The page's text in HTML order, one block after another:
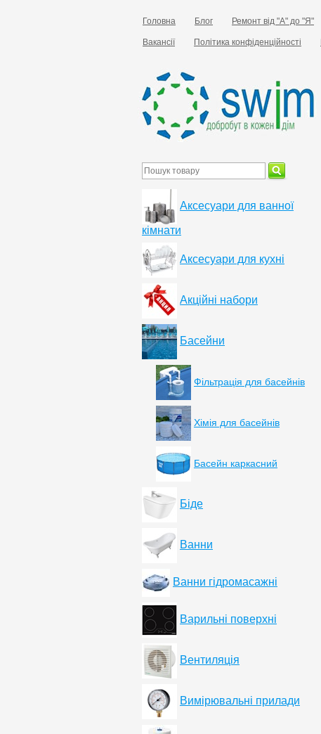
Головна Блог Ремонт від "А" до "Я"
Вакансії Політика конфіденційності
Аксесуари для ванної
кімнати
Аксесуари для кухні
Акційні набори
Басейни
Фільтрація для басейнів
Хімія для басейнів
Басейн каркасний
Біде
Ванни
Ванни гідромасажні
Варильні поверхні
Вентиляція
Вимірювальні прилади